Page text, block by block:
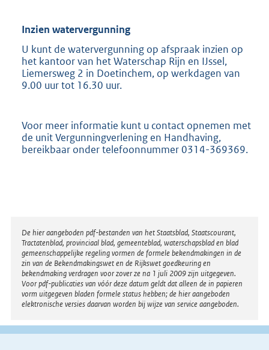
Inzien watervergunning
U kunt de watervergunning op afspraak inzien op
het kantoor van het Waterschap Rijn en IJssel,
Liemersweg 2 in Doetinchem, op werkdagen van
9.00 uur tot 16.30 uur.
Voor meer informatie kunt u contact opnemen met
de unit Vergunningverlening en Handhaving,
bereikbaar onder telefoonnummer 0314-369369.
Disclaimer
De hier aangeboden pdf-bestanden van het Staatsblad, Staatscourant,
Tractatenblad, provinciaal blad, gemeenteblad, waterschapsblad en blad
gemeenschappelijke regeling vormen de formele bekendmakingen in de
zin van de Bekendmakingswet en de Rijkswet goedkeuring en
bekendmaking verdragen voor zover ze na 1 juli 2009 zijn uitgegeven.
Voor pdf-publicaties van vóór deze datum geldt dat alleen de in papieren
vorm uitgegeven bladen formele status hebben; de hier aangeboden
elektronische versies daarvan worden bij wijze van service aangeboden.